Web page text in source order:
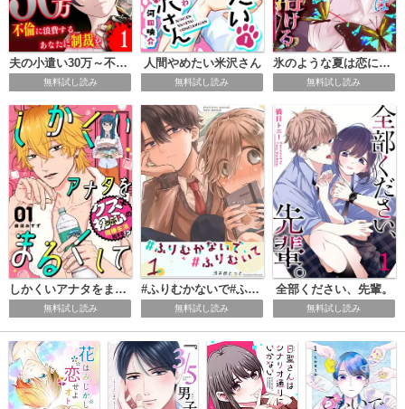
夫の小遣い30万～不倫に浪費するあなたに制裁を～【単話版】
無料試し読み
人間やめたい米沢さん
無料試し読み
氷のような夏は恋に溶ける
無料試し読み
しかくいアナタをまるくして
無料試し読み
#ふりむかないで#ふりむいて
無料試し読み
全部ください、先輩。
無料試し読み